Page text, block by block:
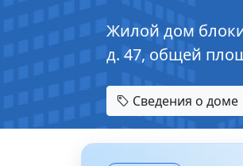
Жилой дом
д. 47, общей
Сведения о доме